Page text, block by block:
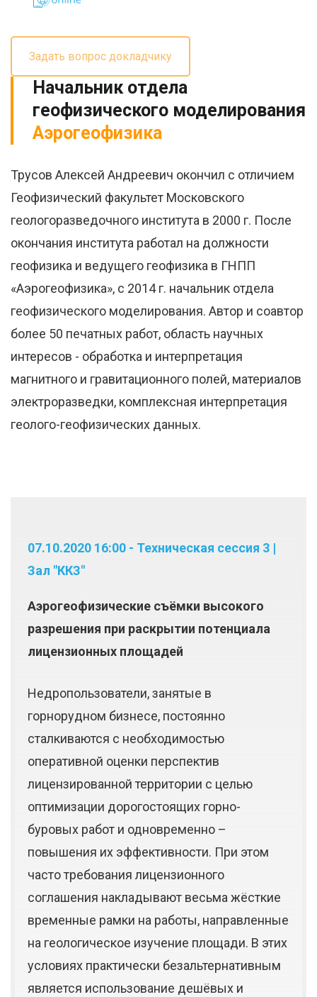
Задать вопрос докладчику
Начальник отдела
геофизического моделирования
Аэрогеофизика
Трусов Алексей Андреевич окончил с отличием
Геофизический факультет Московского
геологоразведочного института в 2000 г. После
окончания института работал на должности
геофизика и ведущего геофизика в ГНПП
«Аэрогеофизика», с 2014 г. начальник отдела
геофизического моделирования. Автор и соавтор
более 50 печатных работ, область научных
интересов - обработка и интерпретация
магнитного и гравитационного полей, материалов
электроразведки, комплексная интерпретация
геолого-геофизических данных.
07.10.2020 16:00 - Техническая сессия 3 |
Зал "ККЗ"
Аэрогеофизические съёмки высокого
разрешения при раскрытии потенциала
лицензионных площадей
Недропользователи, занятые в
горнорудном бизнесе, постоянно
сталкиваются с необходимостью
оперативной оценки перспектив
лицензированной территории с целью
оптимизации дорогостоящих горно-
буровых работ и одновременно –
повышения их эффективности. При этом
часто требования лицензионного
соглашения накладывают весьма жёсткие
временные рамки на работы, направленные
на геологическое изучение площади. В этих
условиях практически безальтернативным
является использование дешёвых и